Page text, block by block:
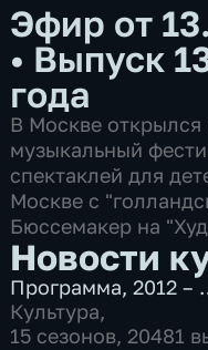
Эфир от
• Выпуск
года
В Москве
музыкальный
спектаклей для
Москве с
Бюссемакер на
Новости
Программа,2012 –
Культура,
15 сезонов, 20481